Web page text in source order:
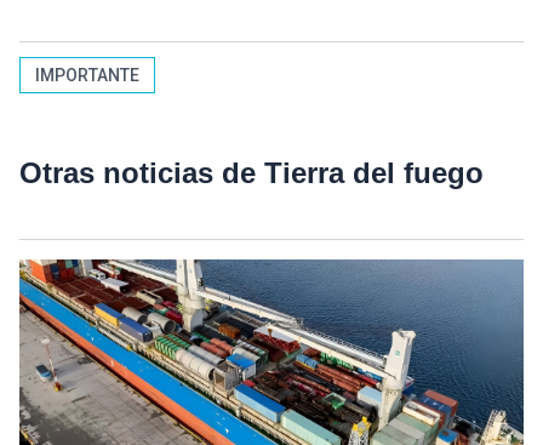
IMPORTANTE
Otras noticias de Tierra del fuego